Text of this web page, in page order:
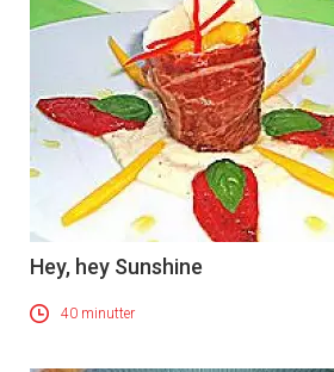
Hey, hey Sunshine
40 minutter